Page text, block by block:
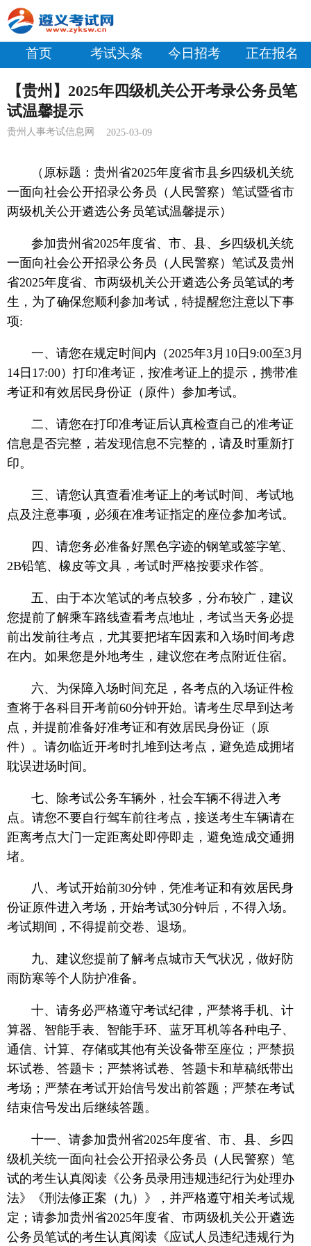
首页 考试头条 今日招考 正在报名
【贵州】2025年四级机关公开考录公务员笔
试温馨提示
贵州人事考试信息网 2025-03-09
（原标题：贵州省2025年度省市县乡四级机关统
一面向社会公开招录公务员（人民警察）笔试暨省市
两级机关公开遴选公务员笔试温馨提示）
参加贵州省2025年度省、市、县、乡四级机关统
一面向社会公开招录公务员（人民警察）笔试及贵州
省2025年度省、市两级机关公开遴选公务员笔试的考
生，为了确保您顺利参加考试，特提醒您注意以下事
项:
一、请您在规定时间内（2025年3月10日9:00至3月
14日17:00）打印准考证，按准考证上的提示，携带准
考证和有效居民身份证（原件）参加考试。
二、请您在打印准考证后认真检查自己的准考证
信息是否完整，若发现信息不完整的，请及时重新打
印。
三、请您认真查看准考证上的考试时间、考试地
点及注意事项，必须在准考证指定的座位参加考试。
四、请您务必准备好黑色字迹的钢笔或签字笔、
2B铅笔、橡皮等文具，考试时严格按要求作答。
五、由于本次笔试的考点较多，分布较广，建议
您提前了解乘车路线查看考点地址，考试当天务必提
前出发前往考点，尤其要把堵车因素和入场时间考虑
在内。如果您是外地考生，建议您在考点附近住宿。
六、为保障入场时间充足，各考点的入场证件检
查将于各科目开考前60分钟开始。请考生尽早到达考
点，并提前准备好准考证和有效居民身份证（原
件）。请勿临近开考时扎堆到达考点，避免造成拥堵
耽误进场时间。
七、除考试公务车辆外，社会车辆不得进入考
点。请您不要自行驾车前往考点，接送考生车辆请在
距离考点大门一定距离处即停即走，避免造成交通拥
堵。
八、考试开始前30分钟，凭准考证和有效居民身
份证原件进入考场，开始考试30分钟后，不得入场。
考试期间，不得提前交卷、退场。
九、建议您提前了解考点城市天气状况，做好防
雨防寒等个人防护准备。
十、请务必严格遵守考试纪律，严禁将手机、计
算器、智能手表、智能手环、蓝牙耳机等各种电子、
通信、计算、存储或其他有关设备带至座位；严禁损
坏试卷、答题卡；严禁将试卷、答题卡和草稿纸带出
考场；严禁在考试开始信号发出前答题；严禁在考试
结束信号发出后继续答题。
十一、请参加贵州省2025年度省、市、县、乡四
级机关统一面向社会公开招录公务员（人民警察）笔
试的考生认真阅读《公务员录用违规违纪行为处理办
法》《刑法修正案（九）》，并严格遵守相关考试规
定；请参加贵州省2025年度省、市两级机关公开遴选
公务员笔试的考生认真阅读《应试人员违纪违规行为